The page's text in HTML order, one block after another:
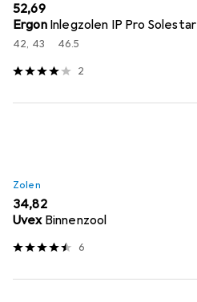
EUR
52,69
Ergon Inlegzolen IP Pro Solestar
42, 43 46.5
2
Zolen
EUR
34,82
Uvex Binnenzool
6